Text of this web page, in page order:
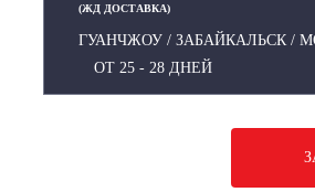
(ЖД ДОСТАВКА)
ГУАНЧЖОУ / ЗАБАЙКАЛЬСК /
ОТ 25 - 28 ДНЕЙ